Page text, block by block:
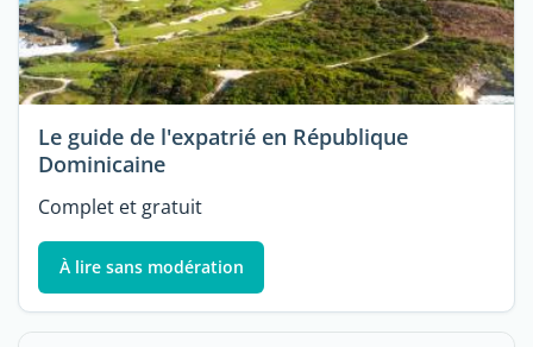
Le guide de l'expatrié en République
Dominicaine
Complet et gratuit
À lire sans modération